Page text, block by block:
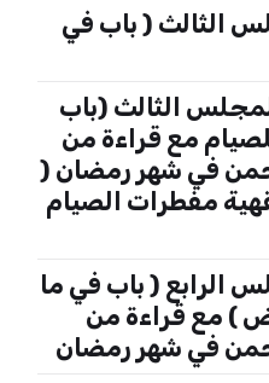
الثالث ( باب في
الثالث (باب
مع قراءة من
في شهر رمضان (
مفطرات الصيام
الرابع ( باب في ما
) مع قراءة من
في شهر رمضان